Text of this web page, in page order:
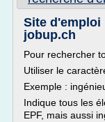
Site d'emploi
jobup.ch
Pour rechercher
Utiliser le
Exemple :
Indique tous les
EPF, mais aussi